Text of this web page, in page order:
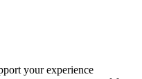
your experience